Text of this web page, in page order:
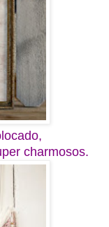
charmosos.